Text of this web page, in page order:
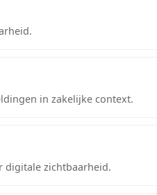
in zakelijke context.
digitale zichtbaarheid.